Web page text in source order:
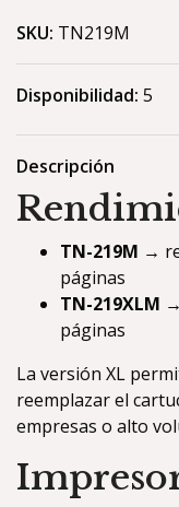
SKU: TN219M
Disponibilidad: 5
Descripción
TN-219M →
páginas
TN-219XLM
páginas
La versión XL
reemplazar el
empresas o alto